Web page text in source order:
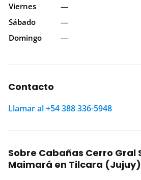
Viernes
—
Sábado
—
Domingo
—
Contacto
Llamar al +54 388 336-5948
Sobre Cabañas Cerro Gral
Maimará en Tilcara (Jujuy)